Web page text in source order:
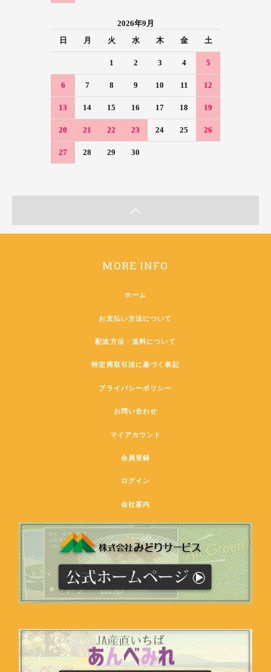
2026年9月
日
月 火 水 木 金 土
1 2 3 4 5
6 7 8 9 10 11 12
13 14 15 16 17 18 19
20 21 22 23 24 25 26
27 28 29 30
MORE INFO
ホーム
お支払い方法について
配送方法・送料について
特定商取引法に基づく表記
プライバシーポリシー
お問い合わせ
マイアカウント
会員登録
ログイン
会社案内